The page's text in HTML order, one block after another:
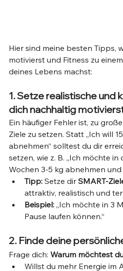
Hier sind meine besten Tipps,
motivierst und Fitness zu
deines Lebens machst:
1. Setze realistische und
dich nachhaltig
Ein häufiger Fehler ist, zu
Ziele zu setzen. Statt „Ich will
abnehmen“ solltest du dir
setzen, wie z. B. „Ich möchte
Wochen 3-5 kg abnehmen und
Tipp: Setze dir SMART-
attraktiv, realistisch und
Beispiel: „Ich möchte in 3
Pause laufen können.“
2. Finde deine
Frage dich: Warum möchtest
Willst du mehr Energie im